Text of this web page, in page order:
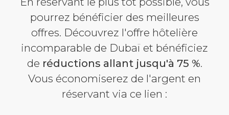
pourrez bénéficier des meilleures
offres. Découvrez l'offre hôtelière
incomparable de Dubaï et bénéficiez
de réductions allant jusqu'à 75 %.
Vous économiserez de l'argent en
réservant via ce lien :